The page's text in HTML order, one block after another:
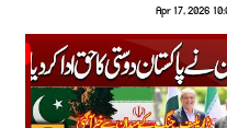
Apr 17, 2026